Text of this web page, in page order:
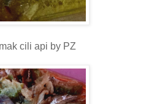
cili api by PZ